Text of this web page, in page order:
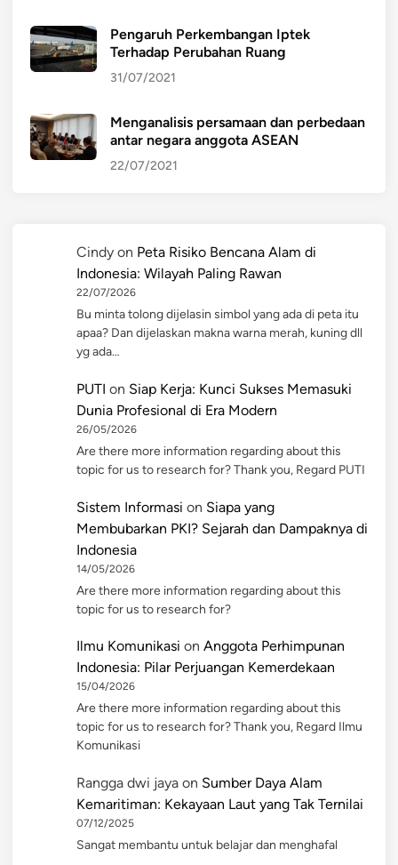
Pengaruh Perkembangan Iptek
Terhadap Perubahan Ruang
31/07/2021
Menganalisis persamaan dan perbedaan
antar negara anggota ASEAN
22/07/2021
Cindy on Peta Risiko Bencana Alam di
Indonesia: Wilayah Paling Rawan
22/07/2026
Bu minta tolong dijelasin simbol yang ada di peta itu
apaa? Dan dijelaskan makna warna merah, kuning dll
yg ada…
PUTI on Siap Kerja: Kunci Sukses Memasuki
Dunia Profesional di Era Modern
26/05/2026
Are there more information regarding about this
topic for us to research for? Thank you, Regard PUTI
Sistem Informasi on Siapa yang
Membubarkan PKI? Sejarah dan Dampaknya di
Indonesia
14/05/2026
Are there more information regarding about this
topic for us to research for?
Ilmu Komunikasi on Anggota Perhimpunan
Indonesia: Pilar Perjuangan Kemerdekaan
15/04/2026
Are there more information regarding about this
topic for us to research for? Thank you, Regard Ilmu
Komunikasi
Rangga dwi jaya on Sumber Daya Alam
Kemaritiman: Kekayaan Laut yang Tak Ternilai
07/12/2025
Sangat membantu untuk belajar dan menghafal